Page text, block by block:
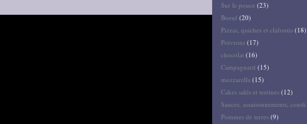
Sur le pouce (23)
Boeuf (20)
Pizzas, quiches et clafoutis (18)
Poivrons (17)
chocolat (16)
Campagnard (15)
mozzarella (15)
Cakes salés et terrines (12)
Sauces, assaisonnements, condi
Pommes de terres (9)